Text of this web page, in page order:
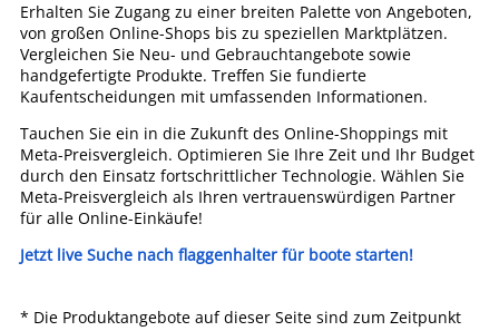
Erhalten Sie Zugang zu einer breiten Palette von Angeboten,
von großen Online-Shops bis zu speziellen Marktplätzen.
Vergleichen Sie Neu- und Gebrauchtangebote sowie
handgefertigte Produkte. Treffen Sie fundierte
Kaufentscheidungen mit umfassenden Informationen.
Tauchen Sie ein in die Zukunft des Online-Shoppings mit
Meta-Preisvergleich. Optimieren Sie Ihre Zeit und Ihr Budget
durch den Einsatz fortschrittlicher Technologie. Wählen Sie
Meta-Preisvergleich als Ihren vertrauenswürdigen Partner
für alle Online-Einkäufe!
Jetzt live Suche nach flaggenhalter für boote starten!
* Die Produktangebote auf dieser Seite sind zum Zeitpunkt